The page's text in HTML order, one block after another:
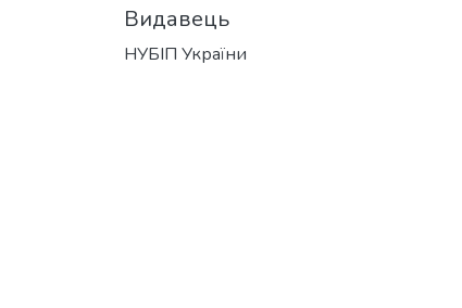
Видавець
НУБІП України